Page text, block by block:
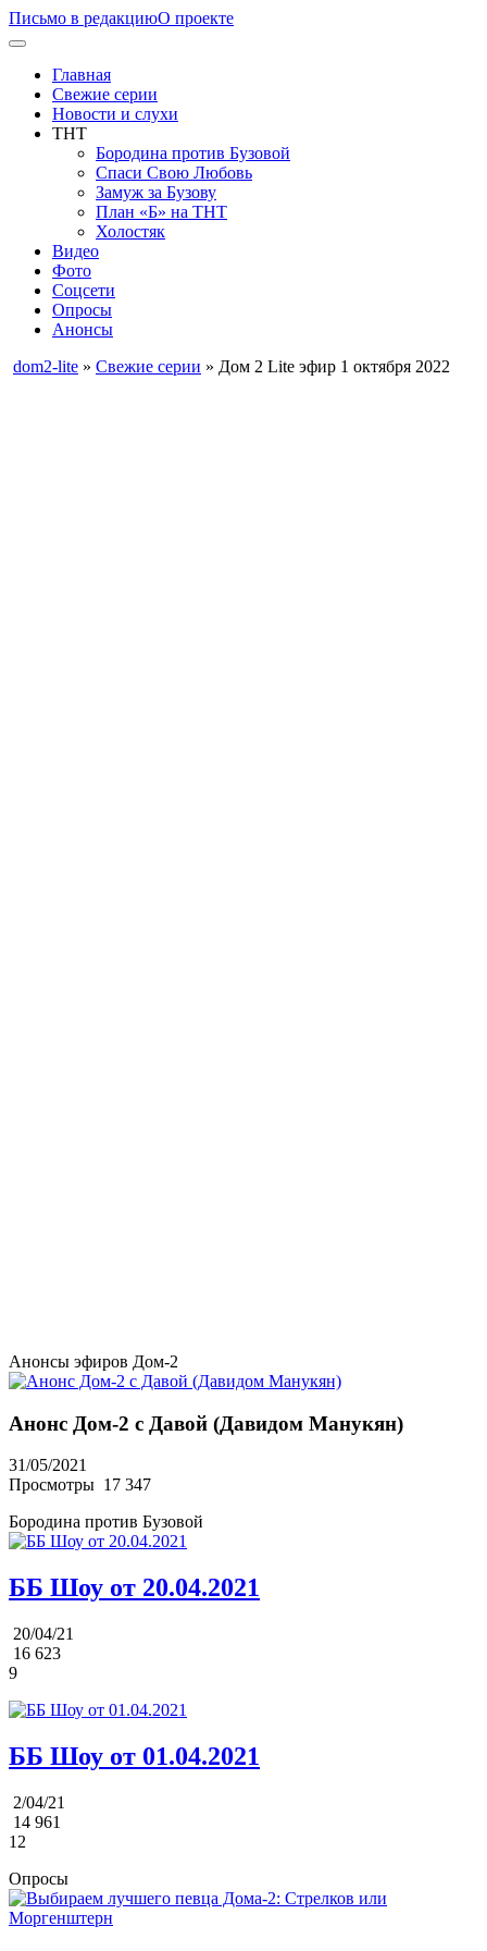
Письмо в редакциюО проекте
Главная
Свежие серии
Новости и слухи
ТНТ
Бородина против Бузовой
Спаси Свою Любовь
Замуж за Бузову
План «Б» на ТНТ
Холостяк
Видео
Фото
Соцсети
Опросы
Анонсы
dom2-lite » Свежие серии » Дом 2 Lite эфир 1 октября 2022
Анонсы эфиров Дом-2
Анонс Дом-2 с Давой (Давидом Манукян)
31/05/2021
Просмотры 17 347
Бородина против Бузовой
ББ Шоу от 20.04.2021
20/04/21
16 623
9
ББ Шоу от 01.04.2021
2/04/21
14 961
12
Опросы